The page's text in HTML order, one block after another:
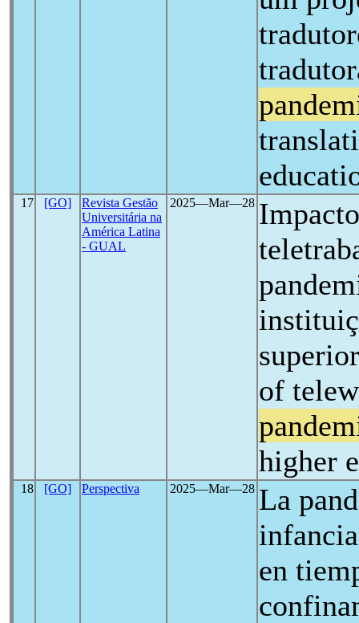
17 [GO]
Revista Gestão
Universitária na
América Latina
- GUAL
2025―Mar―28
of
higher
18 [GO] Perspectiva 2025―Mar―28 La
en